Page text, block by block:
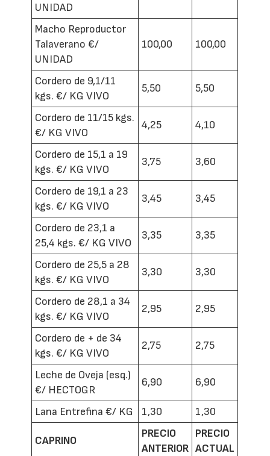
UNIDAD
Macho Reproductor
Talaverano €/
UNIDAD
100,00 100,00
Cordero de 9,1/11
kgs. €/ KG VIVO
5,50 5,50
Cordero de 11/15 kgs.
€/ KG VIVO
4,25 4,10
Cordero de 15,1 a 19
kgs. €/ KG VIVO
3,75 3,60
Cordero de 19,1 a 23
kgs. €/ KG VIVO
3,45 3,45
Cordero de 23,1 a
25,4 kgs. €/ KG VIVO
3,35 3,35
Cordero de 25,5 a 28
kgs. €/ KG VIVO
3,30 3,30
Cordero de 28,1 a 34
kgs. €/ KG VIVO
2,95 2,95
Cordero de + de 34
kgs. €/ KG VIVO
2,75 2,75
Leche de Oveja (esq.)
€/ HECTOGR
6,90 6,90
Lana Entrefina €/ KG 1,30 1,30
CAPRINO
PRECIO
ANTERIOR
PRECIO
ACTUAL